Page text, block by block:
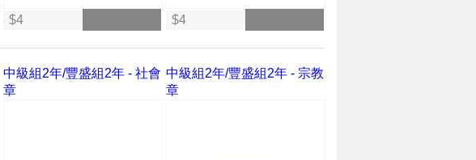
$4 $4
中級組2年/豐盛組2年 - 社會
章
中級組2年/豐盛組2年 - 宗教
章